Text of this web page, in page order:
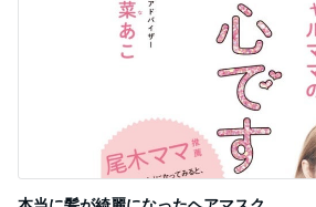
Amebaトピックス 1日前
記事を読む
モト冬樹 何回呼んでも来な
Amebaトピックス 2日前